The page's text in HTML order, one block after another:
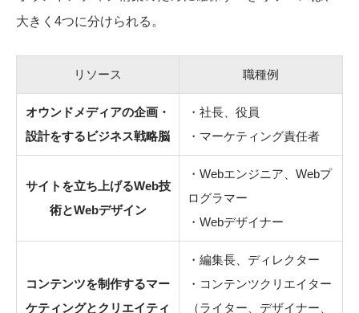
大きく4つに分けられる。
リソース 職種例
オウンドメディアの企画・
設計をするビジネス戦略脳
・社長、役員
・マーケティング責任者
サイトを立ち上げるWeb技
術とWebデザイン
・Webエンジニア、Webプ
ログラマー
・Webデザイナー
コンテンツを制作するマー
ケティングとクリエイティ
・編集長、ディレクター
・コンテンツクリエイター
（ライター、デザイナー、